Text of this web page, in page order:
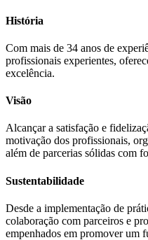
História
Com mais de 34 anos de
profissionais experientes,
excelência.
Visão
Alcançar a satisfação e
motivação dos profissionais,
além de parcerias sólidas com
Sustentabilidade
Desde a implementação de
colaboração com parceiros e
empenhados em promover um